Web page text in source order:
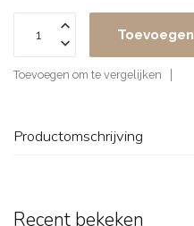
Toevoegen om te vergelijken
Productomschrijving
Recent bekeken